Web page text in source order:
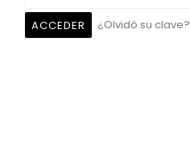
¿Olvidó su clave?